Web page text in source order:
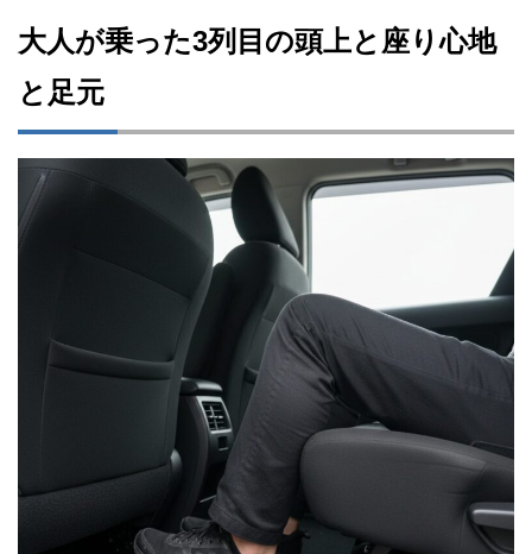
大人が乗った3列目の頭上と座り心地
と足元